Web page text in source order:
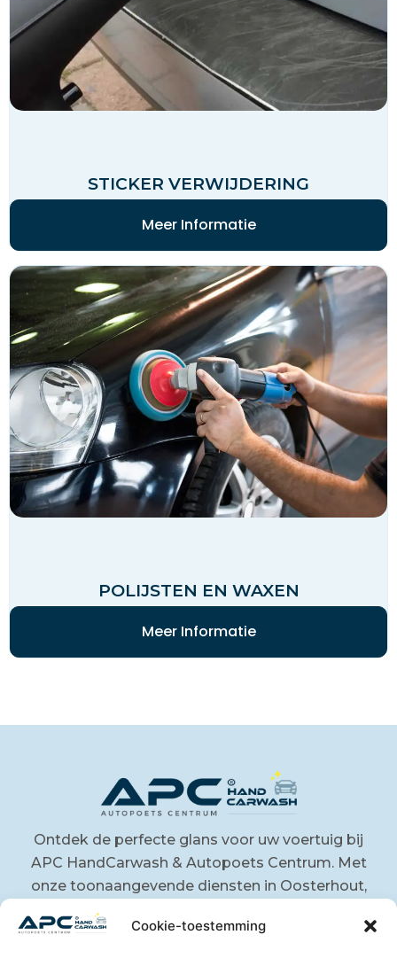
Cookie-toestemming
STICKER VERWIJDERING
Meer Informatie
POLIJSTEN EN WAXEN
Meer Informatie
Ontdek de perfecte glans voor uw voertuig bij
APC HandCarwash & Autopoets Centrum. Met
onze toonaangevende diensten in Oosterhout,
en kwaliteit voor zowel particulieren als